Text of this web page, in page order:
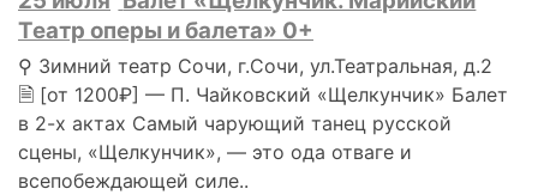
Театр оперы и балета» 0+
⚲ Зимний театр Сочи, г.Сочи, ул.Театральная, д.2
🗎 [от 1200₽] — П. Чайковский «Щелкунчик» Балет
в 2-х актах Самый чарующий танец русской
сцены, «Щелкунчик», — это ода отваге и
всепобеждающей силе..